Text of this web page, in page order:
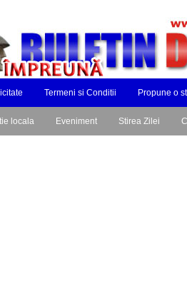
Termeni si Conditii Propune o
locala Eveniment Stirea Zilei